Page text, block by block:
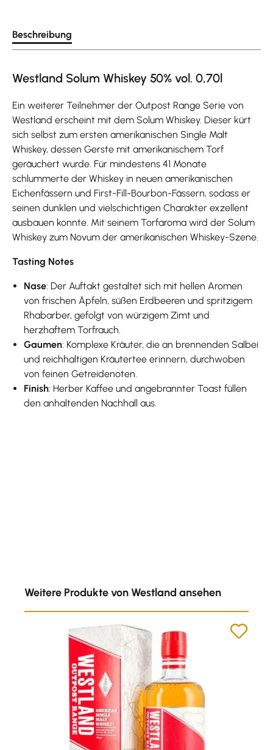
Beschreibung
Westland Solum Whiskey 50% vol. 0,70l
Ein weiterer Teilnehmer der Outpost Range Serie von
Westland erscheint mit dem Solum Whiskey. Dieser kürt
sich selbst zum ersten amerikanischen Single Malt
Whiskey, dessen Gerste mit amerikanischem Torf
geräuchert wurde. Für mindestens 41 Monate
schlummerte der Whiskey in neuen amerikanischen
Eichenfässern und First-Fill-Bourbon-Fässern, sodass er
seinen dunklen und vielschichtigen Charakter exzellent
ausbauen konnte. Mit seinem Torfaroma wird der Solum
Whiskey zum Novum der amerikanischen Whiskey-Szene.
Tasting Notes
Nase: Der Auftakt gestaltet sich mit hellen Aromen
von frischen Äpfeln, süßen Erdbeeren und spritzigem
Rhabarber, gefolgt von würzigem Zimt und
herzhaftem Torfrauch.
Gaumen: Komplexe Kräuter, die an brennenden Salbei
und reichhaltigen Kräutertee erinnern, durchwoben
von feinen Getreidenoten.
Finish: Herber Kaffee und angebrannter Toast füllen
den anhaltenden Nachhall aus.
Weitere Produkte von Westland ansehen